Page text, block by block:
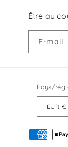
Être au
E-mail
Pays/
Moyens